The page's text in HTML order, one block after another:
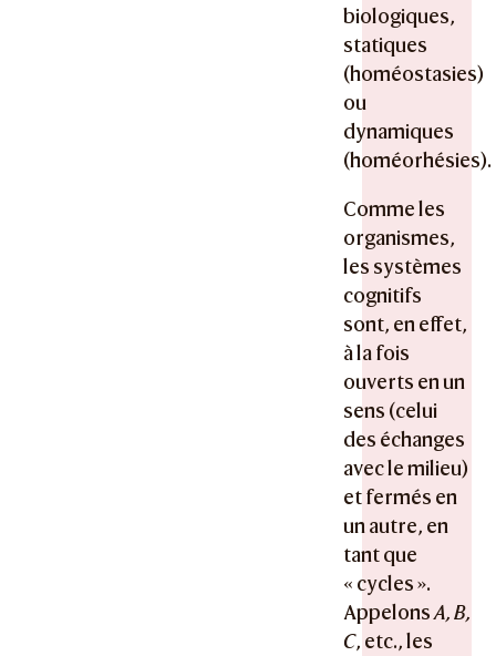
biologiques,
statiques
(homéostasies)
ou
dynamiques
(homéorhésies).
Comme les
organismes,
les systèmes
cognitifs
sont, en effet,
à la fois
ouverts en un
sens (celui
des échanges
avec le milieu)
et fermés en
un autre, en
tant que
« cycles ».
AppelonsA, B,
C, etc., les